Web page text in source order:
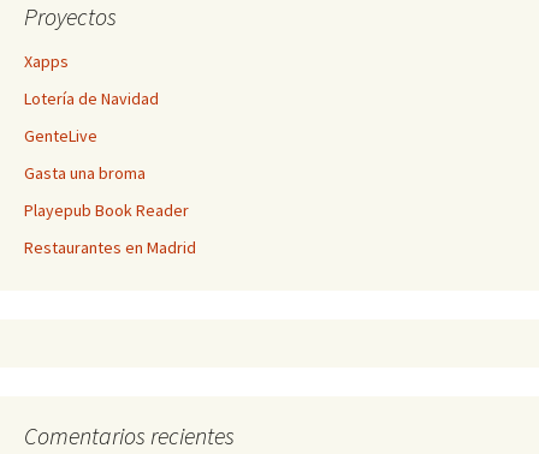
Proyectos
Xapps
Lotería de Navidad
GenteLive
Gasta una broma
Playepub Book Reader
Restaurantes en Madrid
Comentarios recientes